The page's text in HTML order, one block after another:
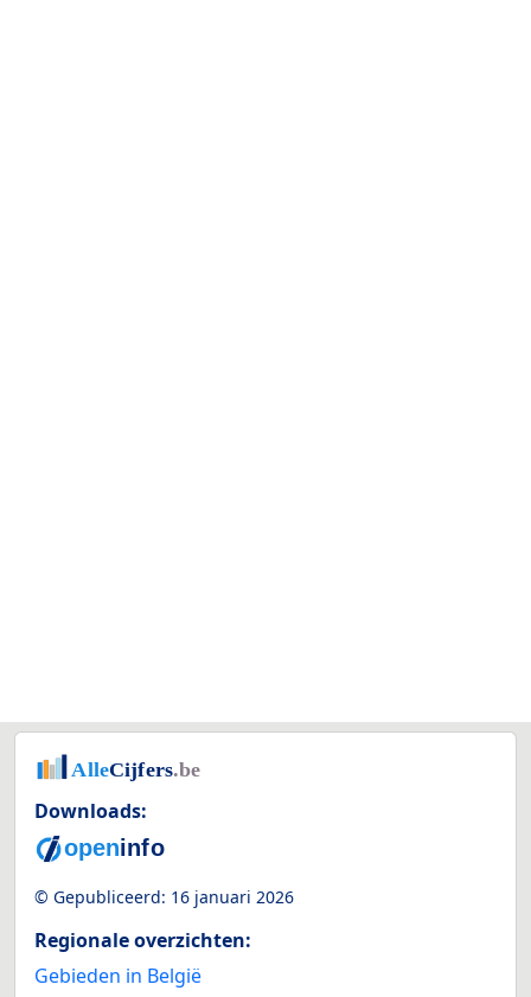
Downloads:
© Gepubliceerd: 16 januari 2026
Regionale overzichten:
Gebieden in België